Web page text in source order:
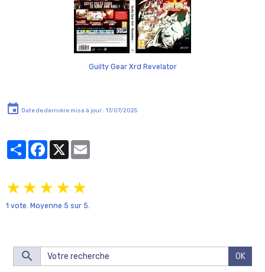
Guilty Gear Xrd Revelator
Date de dernière mise à jour : 17/07/2025
PartagerFacebook
X
★ ★ ★ ★ ★
1 vote. Moyenne 5 sur 5.
OK